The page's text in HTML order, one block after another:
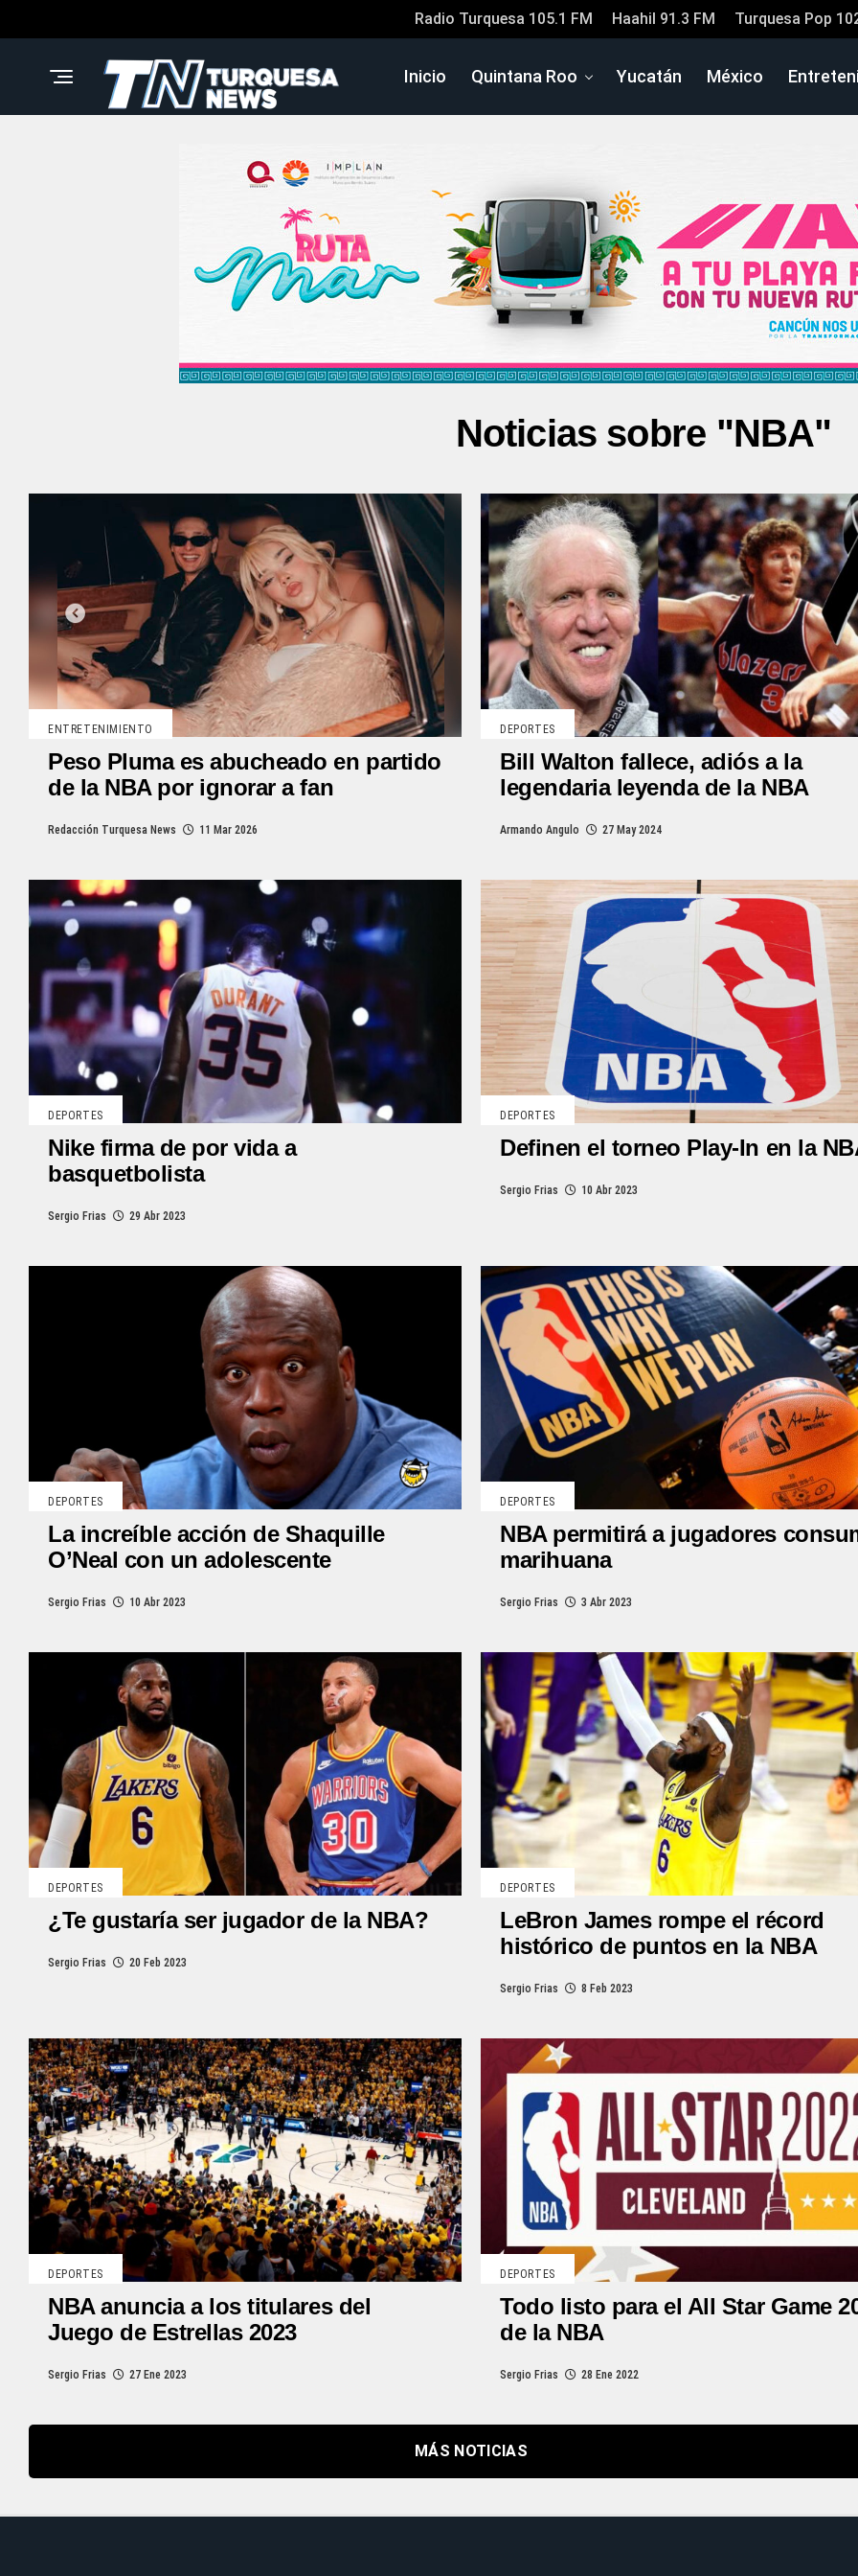
Radio Turquesa 105.1 FM Haahil 91.3 FM Turquesa Pop
Inicio Quintana Roo Yucatán México
Noticias sobre "NBA"
ENTRETENIMIENTO
Peso Pluma es abucheado en partido
de la NBA por ignorar a fan
Redacción Turquesa News 11 Mar 2026
DEPORTES
Bill Walton fallece, adiós a la
legendaria leyenda de la NBA
Armando Angulo 27 May 2024
DEPORTES
Nike firma de por vida a
basquetbolista
Sergio Frias 29 Abr 2023
DEPORTES
Definen el torneo Play-In en la
Sergio Frias 10 Abr 2023
DEPORTES
La increíble acción de Shaquille
O’Neal con un adolescente
Sergio Frias 10 Abr 2023
DEPORTES
NBA permitirá a jugadores
marihuana
Sergio Frias 3 Abr 2023
DEPORTES
¿Te gustaría ser jugador de la NBA?
Sergio Frias 20 Feb 2023
DEPORTES
LeBron James rompe el récord
histórico de puntos en la NBA
Sergio Frias 8 Feb 2023
DEPORTES
NBA anuncia a los titulares del
Juego de Estrellas 2023
Sergio Frias 27 Ene 2023
DEPORTES
Todo listo para el All Star Game
de la NBA
Sergio Frias 28 Ene 2022
MÁS NOTICIAS